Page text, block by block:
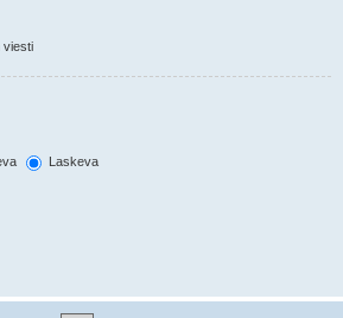
viesti
Laskeva